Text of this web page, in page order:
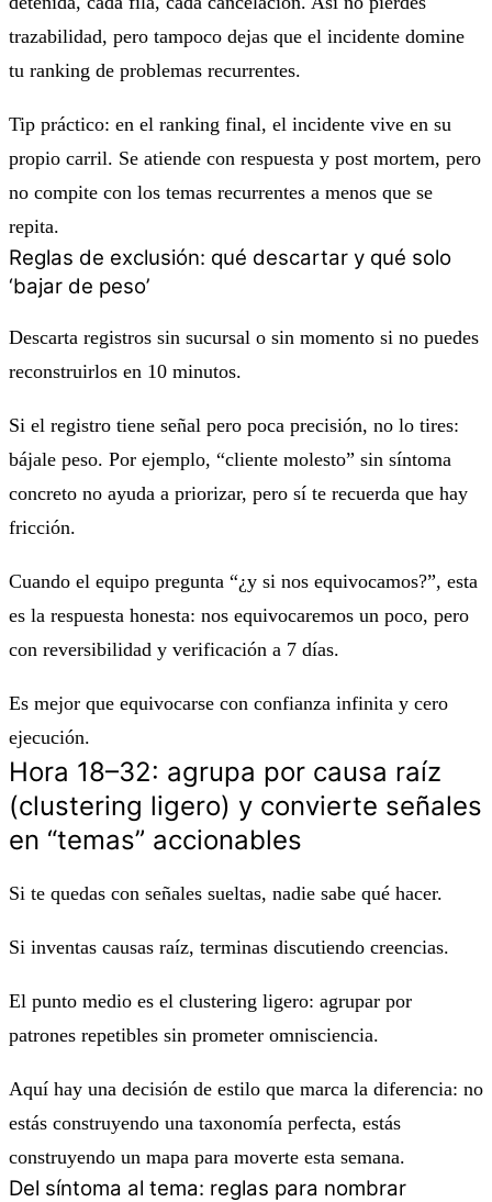
trazabilidad, pero tampoco dejas que el incidente domine
tu ranking de problemas recurrentes.
Tip práctico: en el ranking final, el incidente vive en su
propio carril. Se atiende con respuesta y post mortem, pero
no compite con los temas recurrentes a menos que se
repita.
Reglas de exclusión: qué descartar y qué solo
‘bajar de peso’
Descarta registros sin sucursal o sin momento si no puedes
reconstruirlos en 10 minutos.
Si el registro tiene señal pero poca precisión, no lo tires:
bájale peso. Por ejemplo, “cliente molesto” sin síntoma
concreto no ayuda a priorizar, pero sí te recuerda que hay
fricción.
Cuando el equipo pregunta “¿y si nos equivocamos?”, esta
es la respuesta honesta: nos equivocaremos un poco, pero
con reversibilidad y verificación a 7 días.
Es mejor que equivocarse con confianza infinita y cero
ejecución.
Hora 18–32: agrupa por causa raíz
(clustering ligero) y convierte señales
en “temas” accionables
Si te quedas con señales sueltas, nadie sabe qué hacer.
Si inventas causas raíz, terminas discutiendo creencias.
El punto medio es el clustering ligero: agrupar por
patrones repetibles sin prometer omnisciencia.
Aquí hay una decisión de estilo que marca la diferencia: no
estás construyendo una taxonomía perfecta, estás
construyendo un mapa para moverte esta semana.
Del síntoma al tema: reglas para nombrar